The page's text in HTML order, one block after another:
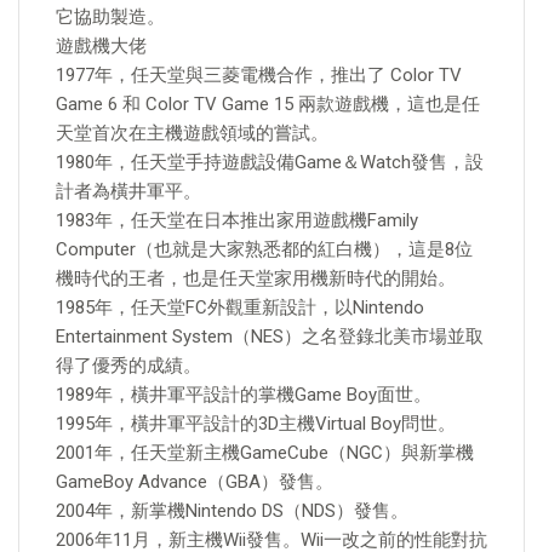
它協助製造。
遊戲機大佬
1977年，任天堂與三菱電機合作，推出了 Color TV
Game 6 和 Color TV Game 15 兩款遊戲機，這也是任
天堂首次在主機遊戲領域的嘗試。
1980年，任天堂手持遊戲設備Game＆Watch發售，設
計者為橫井軍平。
1983年，任天堂在日本推出家用遊戲機Family
Computer（也就是大家熟悉都的紅白機），這是8位
機時代的王者，也是任天堂家用機新時代的開始。
1985年，任天堂FC外觀重新設計，以Nintendo
Entertainment System（NES）之名登錄北美市場並取
得了優秀的成績。
1989年，橫井軍平設計的掌機Game Boy面世。
1995年，橫井軍平設計的3D主機Virtual Boy問世。
2001年，任天堂新主機GameCube（NGC）與新掌機
GameBoy Advance（GBA）發售。
2004年，新掌機Nintendo DS（NDS）發售。
2006年11月，新主機Wii發售。Wii一改之前的性能對抗